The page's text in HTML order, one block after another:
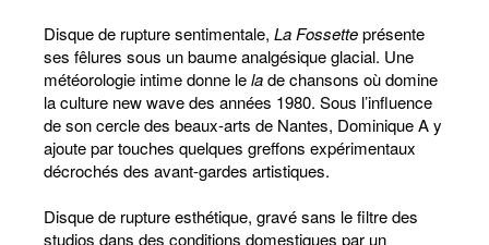
Disque de rupture sentimentale, La Fossetteprésente
ses fêlures sous un baume analgésique glacial. Une
météorologie intime donne lelade chansons où domine
la culture new wave des années 1980. Sous l’influence
de son cercle des beaux-arts de Nantes, Dominique A y
ajoute par touches quelques greffons expérimentaux
décrochés des avant-gardes artistiques.
Disque de rupture esthétique, gravé sans le filtre des
studios dans des conditions domestiques par un